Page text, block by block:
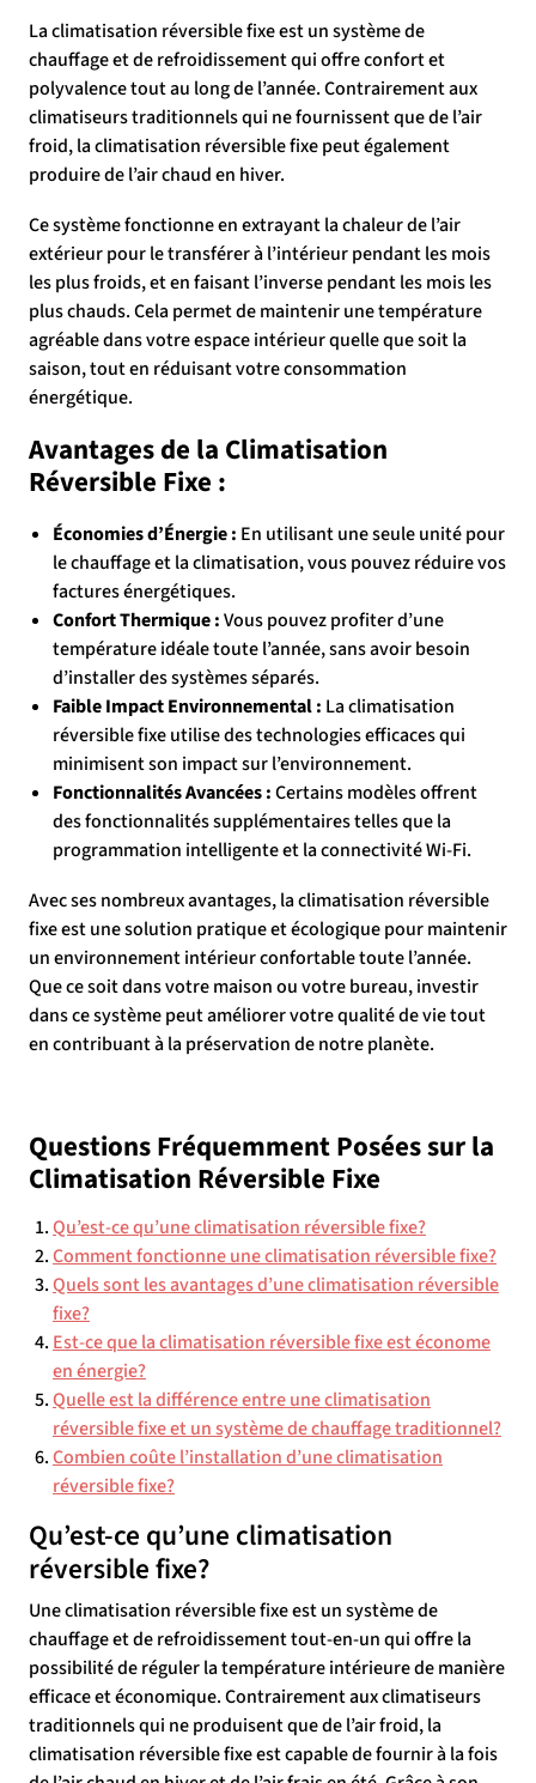
La climatisation réversible fixe est un système de
chauffage et de refroidissement qui offre confort et
polyvalence tout au long de l’année. Contrairement aux
climatiseurs traditionnels qui ne fournissent que de l’air
froid, la climatisation réversible fixe peut également
produire de l’air chaud en hiver.
Ce système fonctionne en extrayant la chaleur de l’air
extérieur pour le transférer à l’intérieur pendant les mois
les plus froids, et en faisant l’inverse pendant les mois les
plus chauds. Cela permet de maintenir une température
agréable dans votre espace intérieur quelle que soit la
saison, tout en réduisant votre consommation
énergétique.
Avantages de la Climatisation
Réversible Fixe :
Économies d’Énergie : En utilisant une seule unité pour
le chauffage et la climatisation, vous pouvez réduire vos
factures énergétiques.
Confort Thermique :Vous pouvez profiter d’une
température idéale toute l’année, sans avoir besoin
d’installer des systèmes séparés.
Faible Impact Environnemental : La climatisation
réversible fixe utilise des technologies efficaces qui
minimisent son impact sur l’environnement.
Fonctionnalités Avancées :Certains modèles offrent
des fonctionnalités supplémentaires telles que la
programmation intelligente et la connectivité Wi-Fi.
Avec ses nombreux avantages, la climatisation réversible
fixe est une solution pratique et écologique pour maintenir
un environnement intérieur confortable toute l’année.
Que ce soit dans votre maison ou votre bureau, investir
dans ce système peut améliorer votre qualité de vie tout
en contribuant à la préservation de notre planète.
Questions Fréquemment Posées sur la
Climatisation Réversible Fixe
Qu’est-ce qu’une climatisation réversible fixe?
Comment fonctionne une climatisation réversible fixe?
Quels sont les avantages d’une climatisation réversible
fixe?
Est-ce que la climatisation réversible fixe est économe
en énergie?
Quelle est la différence entre une climatisation
réversible fixe et un système de chauffage traditionnel?
Combien coûte l’installation d’une climatisation
réversible fixe?
Qu’est-ce qu’une climatisation
réversible fixe?
Une climatisation réversible fixe est un système de
chauffage et de refroidissement tout-en-un qui offre la
possibilité de réguler la température intérieure de manière
efficace et économique. Contrairement aux climatiseurs
traditionnels qui ne produisent que de l’air froid, la
climatisation réversible fixe est capable de fournir à la fois